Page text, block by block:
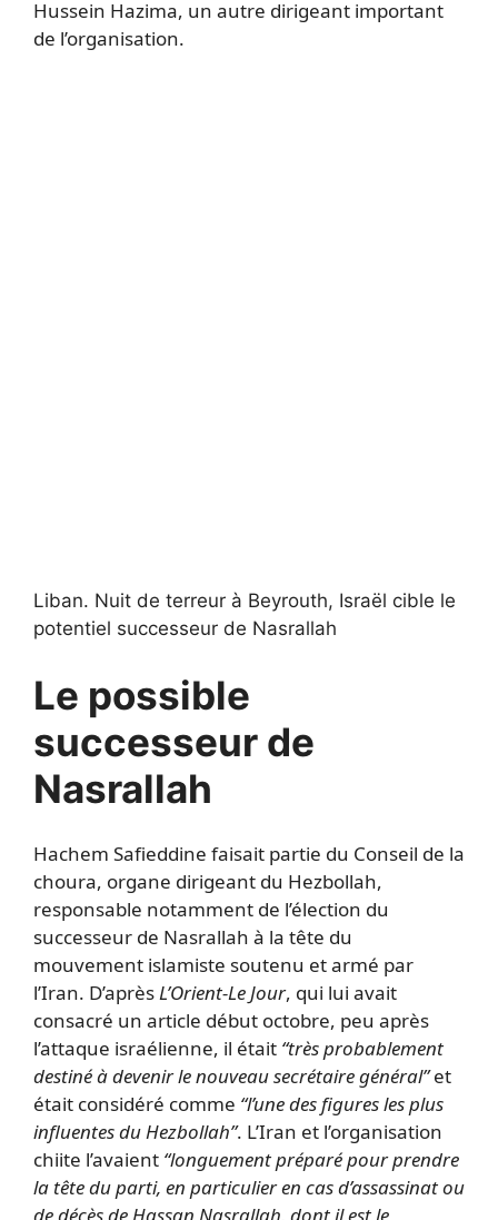
Hussein Hazima, un autre dirigeant important
de l’organisation.
Liban. Nuit de terreur à Beyrouth, Israël cible le
potentiel successeur de Nasrallah
Le possible
successeur de
Nasrallah
Hachem Safieddine faisait partie du Conseil de la
choura, organe dirigeant du Hezbollah,
responsable notamment de l’élection du
successeur de Nasrallah à la tête du
mouvement islamiste soutenu et armé par
l’Iran. D’aprèsL’Orient-Le Jour, qui lui avait
consacré un article début octobre, peu après
l’attaque israélienne, il était “très probablement
destiné à devenir le nouveau secrétaire général”et
était considéré comme “l’une des figures les plus
influentes du Hezbollah”. L’Iran et l’organisation
chiite l’avaient “longuement préparé pour prendre
la tête du parti, en particulier en cas d’assassinat ou